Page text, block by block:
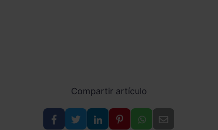
Compartir artículo